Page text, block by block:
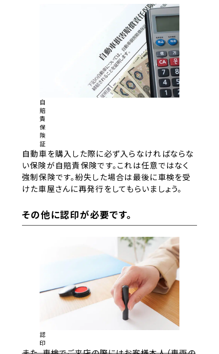
自
賠
責
保
険
証
自動車を購入した際に必ず入らなければならな
い保険が自賠責保険です。これは任意ではなく
強制保険です。紛失した場合は最後に車検を受
けた車屋さんに再発行をしてもらいましょう。
その他に認印が必要です。
認
印